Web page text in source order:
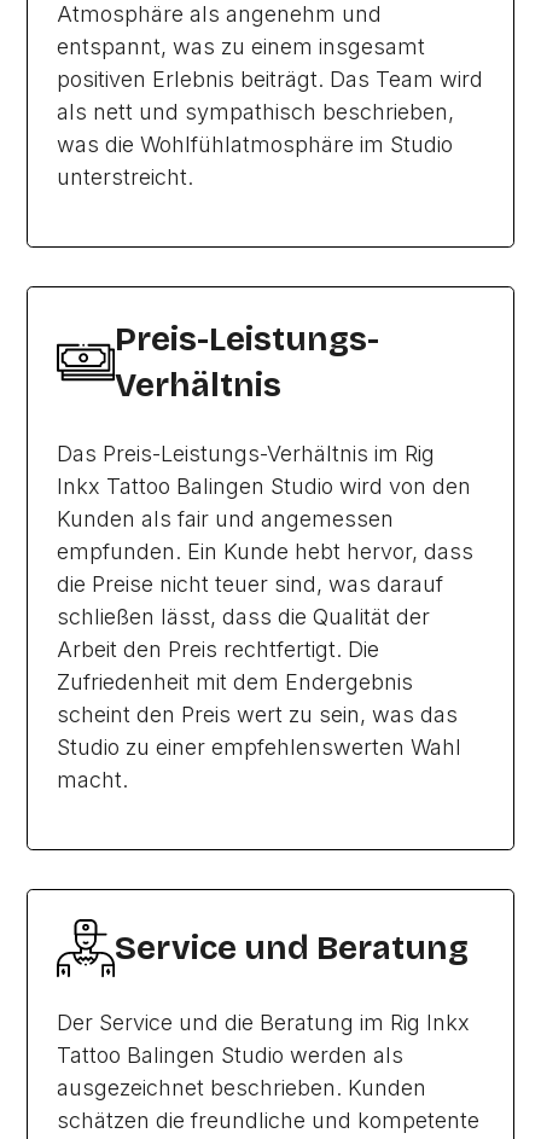
Atmosphäre als angenehm und
entspannt, was zu einem insgesamt
positiven Erlebnis beiträgt. Das Team wird
als nett und sympathisch beschrieben,
was die Wohlfühlatmosphäre im Studio
unterstreicht.
Preis-Leistungs-
Verhältnis
Das Preis-Leistungs-Verhältnis im Rig
Inkx Tattoo Balingen Studio wird von den
Kunden als fair und angemessen
empfunden. Ein Kunde hebt hervor, dass
die Preise nicht teuer sind, was darauf
schließen lässt, dass die Qualität der
Arbeit den Preis rechtfertigt. Die
Zufriedenheit mit dem Endergebnis
scheint den Preis wert zu sein, was das
Studio zu einer empfehlenswerten Wahl
macht.
Service und Beratung
Der Service und die Beratung im Rig Inkx
Tattoo Balingen Studio werden als
ausgezeichnet beschrieben. Kunden
schätzen die freundliche und kompetente